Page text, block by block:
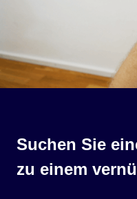
Suchen Sie
zu einem